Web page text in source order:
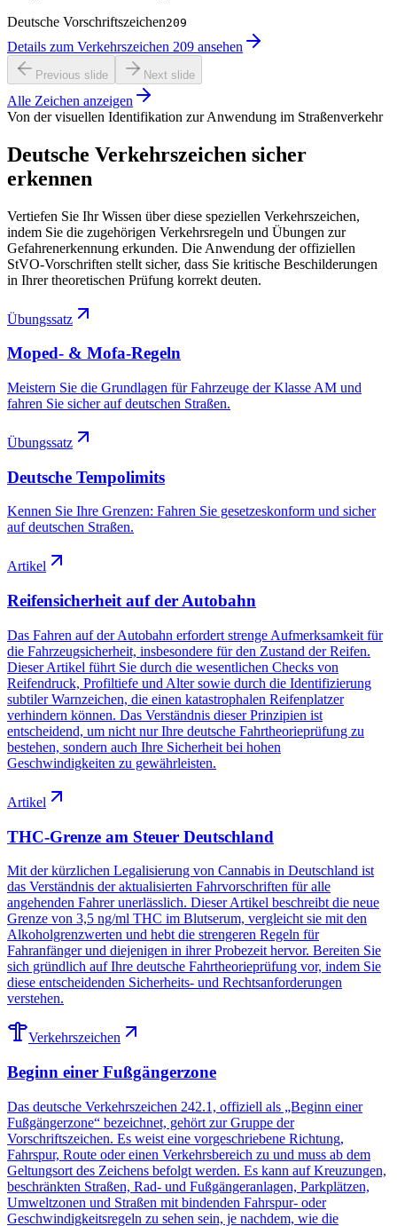
Deutsche Vorschriftszeichen209
Details zum Verkehrszeichen 209 ansehen
Previous slide Next slide
Alle Zeichen anzeigen
Von der visuellen Identifikation zur Anwendung im Straßenverkehr
Deutsche Verkehrszeichen sicher
erkennen
Vertiefen Sie Ihr Wissen über diese speziellen Verkehrszeichen,
indem Sie die zugehörigen Verkehrsregeln und Übungen zur
Gefahrenerkennung erkunden. Die Anwendung der offiziellen
StVO-Vorschriften stellt sicher, dass Sie kritische Beschilderungen
in Ihrer theoretischen Prüfung korrekt deuten.
Übungssatz
Moped- & Mofa-Regeln
Meistern Sie die Grundlagen für Fahrzeuge der Klasse AM und
fahren Sie sicher auf deutschen Straßen.
Übungssatz
Deutsche Tempolimits
Kennen Sie Ihre Grenzen: Fahren Sie gesetzeskonform und sicher
auf deutschen Straßen.
Artikel
Reifensicherheit auf der Autobahn
Das Fahren auf der Autobahn erfordert strenge Aufmerksamkeit für
die Fahrzeugsicherheit, insbesondere für den Zustand der Reifen.
Dieser Artikel führt Sie durch die wesentlichen Checks von
Reifendruck, Profiltiefe und Alter sowie durch die Identifizierung
subtiler Warnzeichen, die einen katastrophalen Reifenplatzer
verhindern können. Das Verständnis dieser Prinzipien ist
entscheidend, um nicht nur Ihre deutsche Fahrtheorieprüfung zu
bestehen, sondern auch Ihre Sicherheit bei hohen
Geschwindigkeiten zu gewährleisten.
Artikel
THC-Grenze am Steuer Deutschland
Mit der kürzlichen Legalisierung von Cannabis in Deutschland ist
das Verständnis der aktualisierten Fahrvorschriften für alle
angehenden Fahrer unerlässlich. Dieser Artikel beschreibt die neue
Grenze von 3,5 ng/ml THC im Blutserum, vergleicht sie mit den
Alkoholgrenzwerten und hebt die strengeren Regeln für
Fahranfänger und diejenigen in ihrer Probezeit hervor. Bereiten Sie
sich gründlich auf Ihre deutsche Fahrtheorieprüfung vor, indem Sie
diese entscheidenden Sicherheits- und Rechtsanforderungen
verstehen.
Verkehrszeichen
Beginn einer Fußgängerzone
Das deutsche Verkehrszeichen 242.1, offiziell als „Beginn einer
Fußgängerzone“ bezeichnet, gehört zur Gruppe der
Vorschriftszeichen. Es weist eine vorgeschriebene Richtung,
Fahrspur, Route oder einen Verkehrsbereich zu und muss ab dem
Geltungsort des Zeichens befolgt werden. Es kann auf Kreuzungen,
beschränkten Straßen, Rad- und Fußgängeranlagen, Parkplätzen,
Umweltzonen und Straßen mit bindenden Fahrspur- oder
Geschwindigkeitsregeln zu sehen sein, je nachdem, wie die